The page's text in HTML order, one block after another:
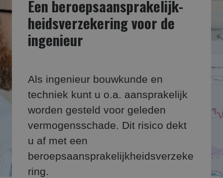
Een beroepsaansprakelijk­
heids­verzekering voor de
ingenieur
Als ingenieur bouwkunde en
techniek kunt u o.a. aansprakelijk
worden gesteld voor geleden
vermogensschade. Dit risico dekt
u af met een
beroepsaansprakelijkheidsverzeke
ring.